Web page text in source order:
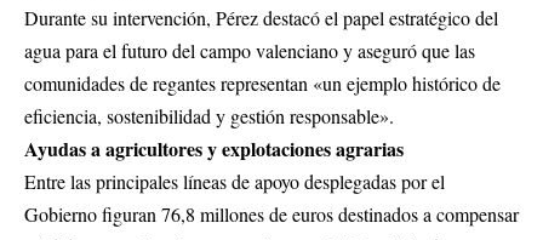
Durante su intervención, Pérez destacó el papel estratégico del
agua para el futuro del campo valenciano y aseguró que las
comunidades de regantes representan «un ejemplo histórico de
eficiencia, sostenibilidad y gestión responsable».
Ayudas a agricultores y explotaciones agrarias
Entre las principales líneas de apoyo desplegadas por el
Gobierno figuran 76,8 millones de euros destinados a compensar